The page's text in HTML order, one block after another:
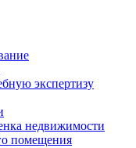
экспертизу
недвижимости
помещения